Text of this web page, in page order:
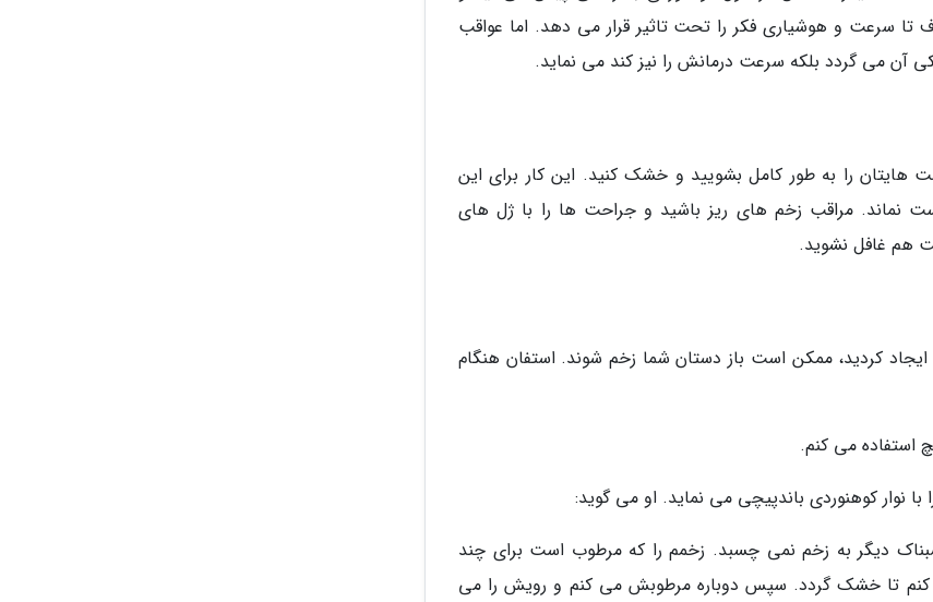
تا سرعت و هوشیاری فکر را تحت تاثیر قرار می دهد. اما عواقب
آن می گردد بلکه سرعت درمانش را نیز کند می نماید.
را به طور کامل بشویید و خشک کنید. این کار برای این
مراقب زخم های ریز باشید و جراحت ها را با ژل های
هم غافل نشوید.
کردید، ممکن است باز دستان شما زخم شوند. استفان هنگام
استفاده می کنم.
نوار کوهنوردی باندپیچی می نماید. او می گوید:
دیگر به زخم نمی چسبد. زخمم را که مرطوب است برای چند
تا خشک گردد. سپس دوباره مرطوبش می کنم و رویش را می